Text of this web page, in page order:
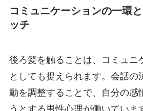
コミュニケーションの一環
ッチ
後ろ髪を触ることは、コミュニ
としても捉えられます。会話の
動を調整することで、自分の感